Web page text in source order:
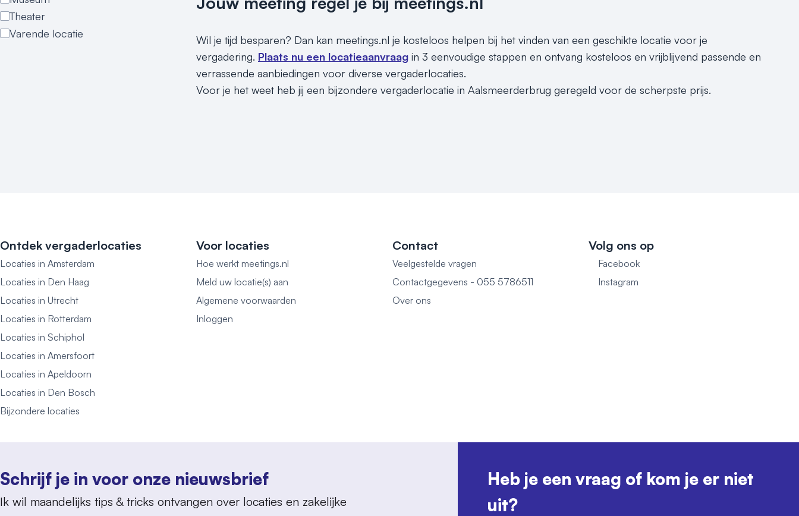
Theater
Varende locatie
Wil je tijd besparen? Dan kan meetings.nl je kosteloos helpen bij het vinden van een geschikte locatie voor je
vergadering. Plaats nu een locatieaanvraag in 3 eenvoudige stappen en ontvang kosteloos en vrijblijvend passende en
verrassende aanbiedingen voor diverse vergaderlocaties.
Voor je het weet heb jij een bijzondere vergaderlocatie in Aalsmeerderbrug geregeld voor de scherpste prijs.
Ontdek vergaderlocaties
Locaties in Amsterdam
Locaties in Den Haag
Locaties in Utrecht
Locaties in Rotterdam
Locaties in Schiphol
Locaties in Amersfoort
Locaties in Apeldoorn
Locaties in Den Bosch
Bijzondere locaties
Voor locaties
Hoe werkt meetings.nl
Meld uw locatie(s) aan
Algemene voorwaarden
Inloggen
Contact
Veelgestelde vragen
Contactgegevens - 055 5786511
Over ons
Volg ons op
Facebook
Instagram
Schrijf je in voor onze nieuwsbrief
Ik wil maandelijks tips & tricks ontvangen over locaties en zakelijke
Heb je een vraag of kom je er niet
uit?